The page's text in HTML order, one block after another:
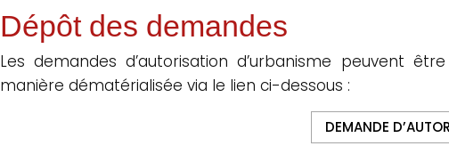
Dépôt des demandes
Les demandes d’autorisation d’urbanisme peuvent
manière dématérialisée via le lien ci-dessous :
DEMANDE